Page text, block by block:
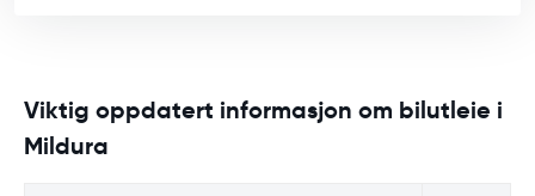
Viktig oppdatert informasjon om bilutleie i
Mildura